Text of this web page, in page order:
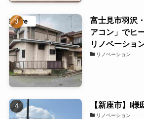
富士見市羽沢
アコン」でヒ
リノベーショ
リノベーション
【新座市】I
リノベーション